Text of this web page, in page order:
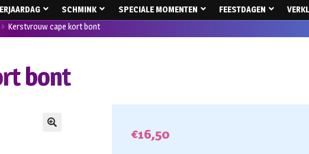
SCHMINK SPECIALE MOMENTEN FEESTDAGEN
Kerstvrouw cape kort bont
bont
€16,50